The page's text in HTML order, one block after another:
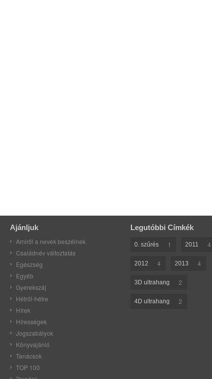
Ajánljuk
Amiről a nevek beszélnek
Családnév változtatás
Egészség
Egyéb
Gyerekszáj
Hétről-hétre
Hírek
Hírességek
Jogszabályok
Könyvajánló
Tanácsok
TOP 100
Legutóbbi Címkék
0. szűrés 1 2011 4
2012 4 2013 4
3D ultrahang 2
4D ultrahang 2